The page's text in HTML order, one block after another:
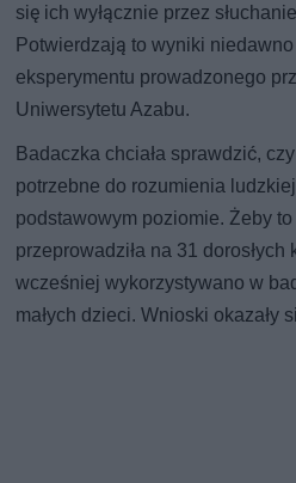
się ich wyłącznie przez
Potwierdzają to wyniki
eksperymentu prowadzonego
Uniwersytetu Azabu.
Badaczka chciała sprawdzić,
potrzebne do rozumienia
podstawowym poziomie. Żeby
przeprowadziła na 31 dorosłych
wcześniej wykorzystywano w
małych dzieci. Wnioski okazały